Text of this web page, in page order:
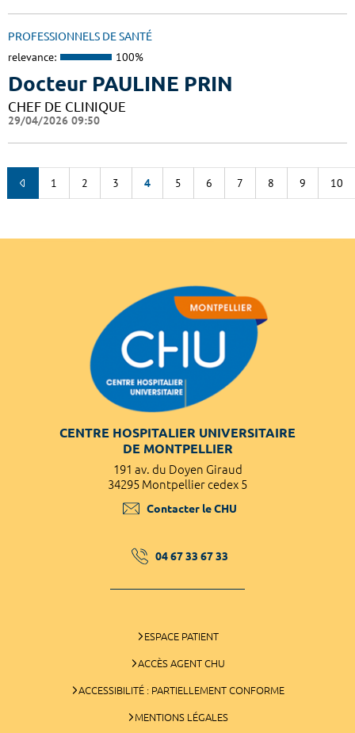
PROFESSIONNELS DE SANTÉ
relevance: 100%
Docteur PAULINE PRIN
CHEF DE CLINIQUE
29/04/2026 09:50
1 2 3 4 5 6 7 8 9 10
CENTRE HOSPITALIER UNIVERSITAIRE
DE MONTPELLIER
191 av. du Doyen Giraud
34295 Montpellier cedex 5
Contacter le CHU
04 67 33 67 33
ESPACE PATIENT
ACCÈS AGENT CHU
ACCESSIBILITÉ : PARTIELLEMENT CONFORME
MENTIONS LÉGALES